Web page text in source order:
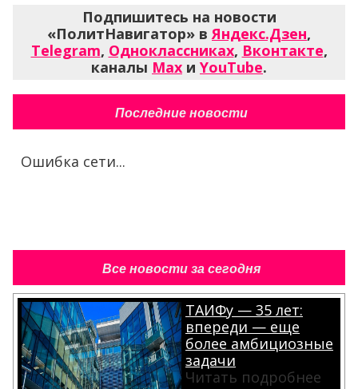
Подпишитесь на новости
«ПолитНавигатор» вЯндекс.Дзен,
Telegram, Одноклассниках, Вконтакте,
каналы Max и YouTube.
Последние новости
Ошибка сети...
Все новости за сегодня
ТАИФу — 35 лет:
впереди — еще
более амбициозные
задачи
Читать подробнее